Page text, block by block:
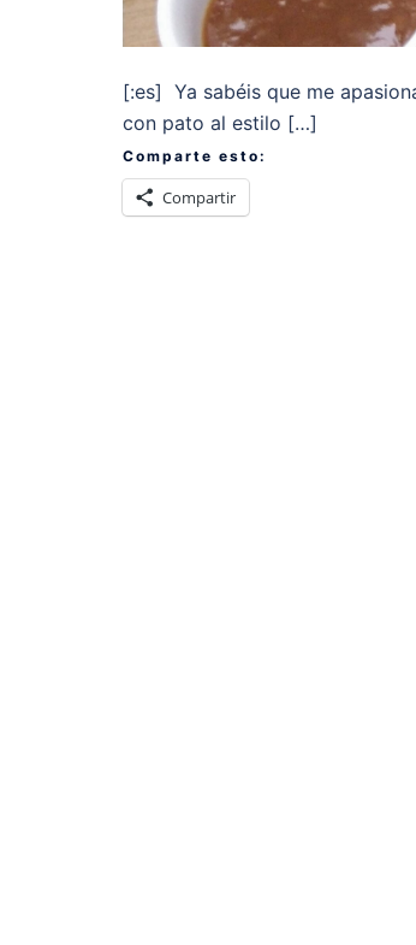
[:es] Ya sabéis que me
con pato al estilo […]
Comparte esto:
Compartir